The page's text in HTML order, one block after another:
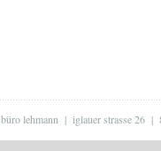
büro lehmann | iglauer strasse 26 |